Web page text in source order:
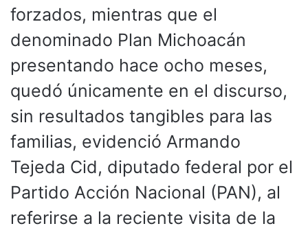
forzados, mientras que el
denominado Plan Michoacán
presentando hace ocho meses,
quedó únicamente en el discurso,
sin resultados tangibles para las
familias, evidenció Armando
Tejeda Cid, diputado federal por el
Partido Acción Nacional (PAN), al
referirse a la reciente visita de la